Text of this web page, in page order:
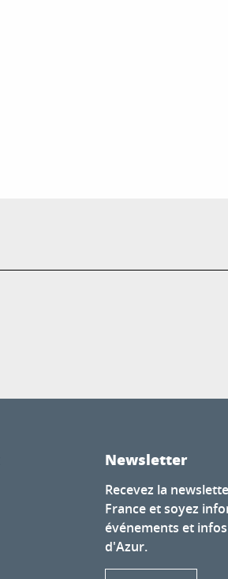
Newsletter
Recevez la
France et soyez
événements et
d'Azur.